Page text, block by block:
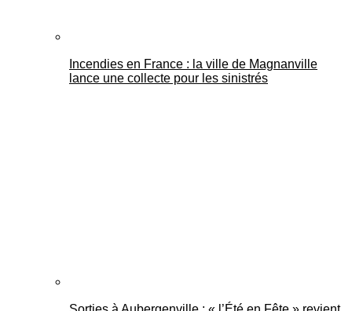
Incendies en France : la ville de Magnanville
lance une collecte pour les sinistrés